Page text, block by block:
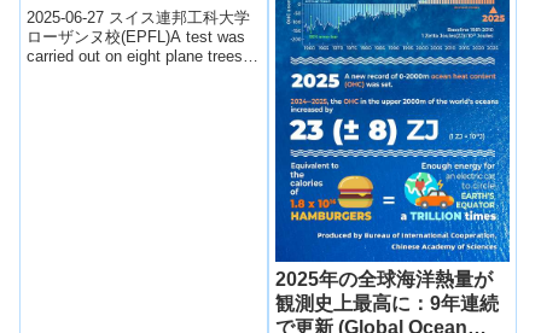
even in extreme heat)
2025-06-27 スイス連邦工科大学
ローザンヌ校(EPFL)A test was
carried out on eight plane trees.
2025年の全球海洋熱量が
観測史上最高に：9年連続
で更新 (Global Ocean